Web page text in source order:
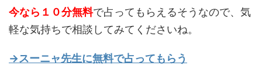
今なら１０分無料で占ってもらえるそうなので、気
軽な気持ちで相談してみてくださいね。
→スーニャ先生に無料で占ってもらう